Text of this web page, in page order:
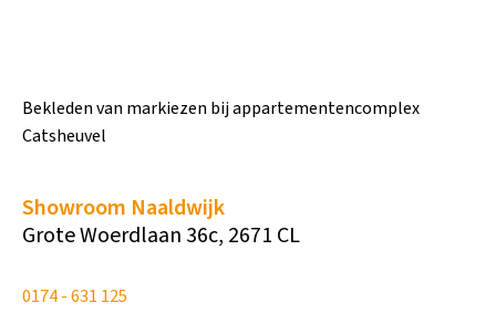
Bekleden van markiezen bij appartementencomplex
Catsheuvel
Showroom Naaldwijk
Grote Woerdlaan 36c, 2671 CL
0174 - 631 125